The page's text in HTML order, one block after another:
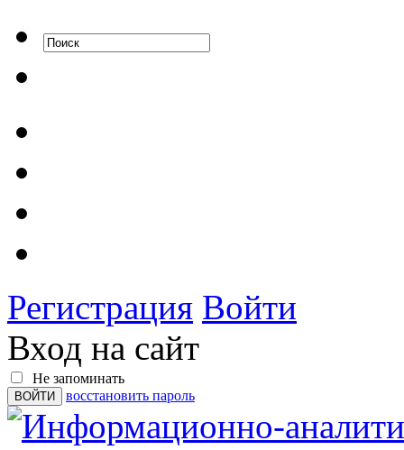
Регистрация Войти
Вход на сайт
Не запоминать
восстановить пароль